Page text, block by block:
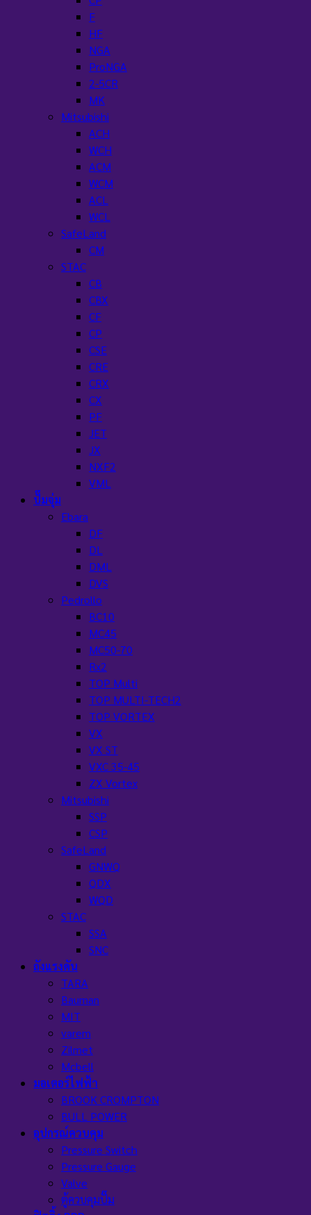
F
HF
NGA
ProNGA
2-5CR
MK
Mitsubishi
ACH
WCH
ACM
WCM
ACL
WCL
SafeLand
CM
STAC
CB
CBX
CF
CP
CSE
CRE
CRX
CX
PF
JET
JX
NXF2
VML
ปั๊มจุ่ม
Ebara
DF
DL
DML
DVS
Pedrollo
BC10
MC45
MC50-70
Rx2
TOP Multi
TOP MULTI-TECH2
TOP VORTEX
VX
VX ST
VXC 35-45
ZX Vortex
Mitsubishi
SSP
CSP
SafeLand
GNWQ
QDX
WQD
STAC
SSA
SNC
ถังแรงดัน
TARA
Bauman
MIT
varem
Zilmet
Mcbell
มอเตอร์ไฟฟ้า
BROOK CROMPTON
BULL POWER
อุปกรณ์ควบคุม
Pressure Switch
Pressure Gauge
Valve
ตู้ควบคุมปั๊ม